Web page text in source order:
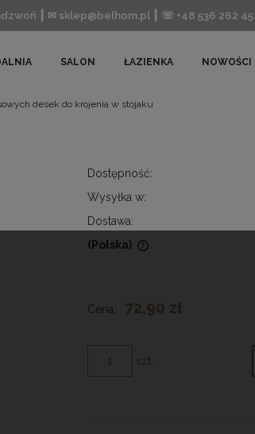
┃ ✉ sklep@belhom.pl ┃ ☏ +48 536 262
SALON ŁAZIENKA NOWOŚCI
desek do krojenia w stojaku
Dostępność:
Wysyłka w:
Dostawa:
(Polska)
Cena: 72,90 zł
szt.